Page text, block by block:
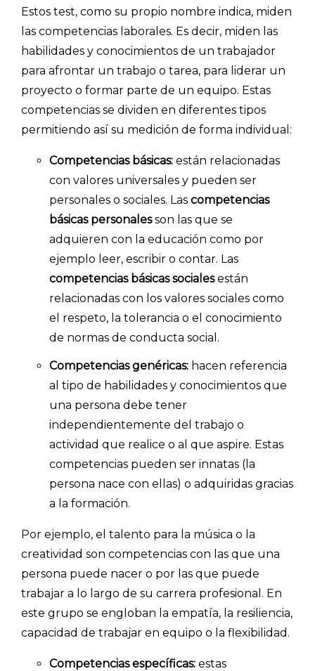
Estos test, como su propio nombre indica, miden
las competencias laborales. Es decir, miden las
habilidades y conocimientos de un trabajador
para afrontar un trabajo o tarea, para liderar un
proyecto o formar parte de un equipo. Estas
competencias se dividen en diferentes tipos
permitiendo así su medición de forma individual:
Competencias básicas: están relacionadas
con valores universales y pueden ser
personales o sociales. Las competencias
básicas personalesson las que se
adquieren con la educación como por
ejemplo leer, escribir o contar. Las
competencias básicas socialesestán
relacionadas con los valores sociales como
el respeto, la tolerancia o el conocimiento
de normas de conducta social.
Competencias genéricas: hacen referencia
al tipo de habilidades y conocimientos que
una persona debe tener
independientemente del trabajo o
actividad que realice o al que aspire. Estas
competencias pueden ser innatas (la
persona nace con ellas) o adquiridas gracias
a la formación.
Por ejemplo, el talento para la música o la
creatividad son competencias con las que una
persona puede nacer o por las que puede
trabajar a lo largo de su carrera profesional. En
este grupo se engloban la empatía, la resiliencia,
capacidad de trabajar en equipo o la flexibilidad.
Competencias específicas: estas